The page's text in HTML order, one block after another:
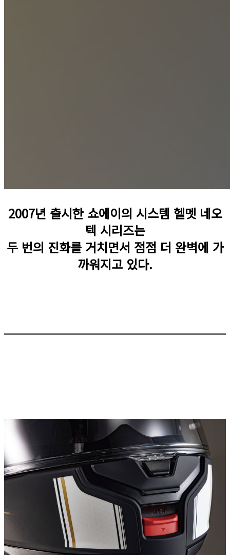
2007년 출시한 쇼에이의 시스템 헬멧 네오
텍 시리즈는
두 번의 진화를 거치면서 점점 더 완벽에 가
까워지고 있다.